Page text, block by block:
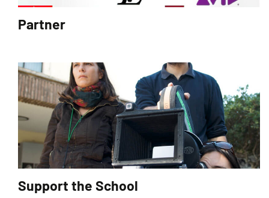
Partner
Support the School